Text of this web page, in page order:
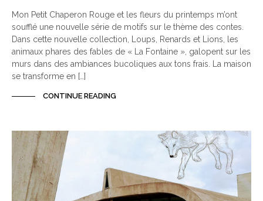
Mon Petit Chaperon Rouge et les fleurs du printemps m’ont
soufflé une nouvelle série de motifs sur le thème des contes.
Dans cette nouvelle collection, Loups, Renards et Lions, les
animaux phares des fables de « La Fontaine », galopent sur les
murs dans des ambiances bucoliques aux tons frais. La maison
se transforme en […]
CONTINUE READING